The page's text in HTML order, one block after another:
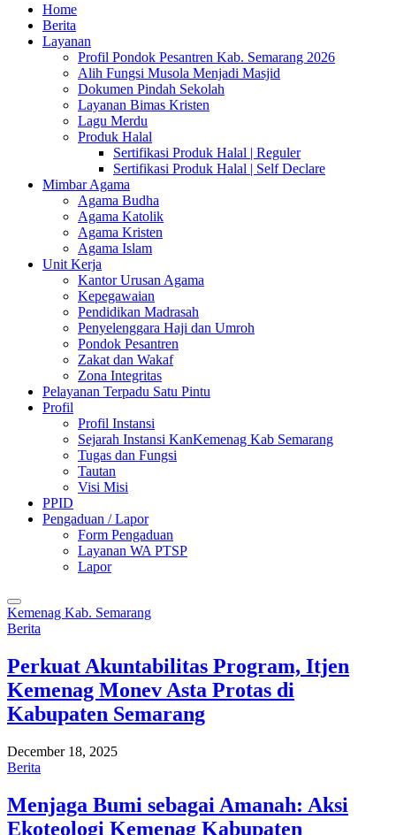
Home
Berita
Layanan
Profil Pondok Pesantren Kab. Semarang 2026
Alih Fungsi Musola Menjadi Masjid
Dokumen Pindah Sekolah
Layanan Bimas Kristen
Lagu Merdu
Produk Halal
Sertifikasi Produk Halal | Reguler
Sertifikasi Produk Halal | Self Declare
Mimbar Agama
Agama Budha
Agama Katolik
Agama Kristen
Agama Islam
Unit Kerja
Kantor Urusan Agama
Kepegawaian
Pendidikan Madrasah
Penyelenggara Haji dan Umroh
Pondok Pesantren
Zakat dan Wakaf
Zona Integritas
Pelayanan Terpadu Satu Pintu
Profil
Profil Instansi
Sejarah Instansi KanKemenag Kab Semarang
Tugas dan Fungsi
Tautan
Visi Misi
PPID
Pengaduan / Lapor
Form Pengaduan
Layanan WA PTSP
Lapor
Kemenag Kab. Semarang
Berita
Perkuat Akuntabilitas Program, Itjen
Kemenag Monev Asta Protas di
Kabupaten Semarang
December 18, 2025
Berita
Menjaga Bumi sebagai Amanah: Aksi
Ekoteologi Kemenag Kabupaten